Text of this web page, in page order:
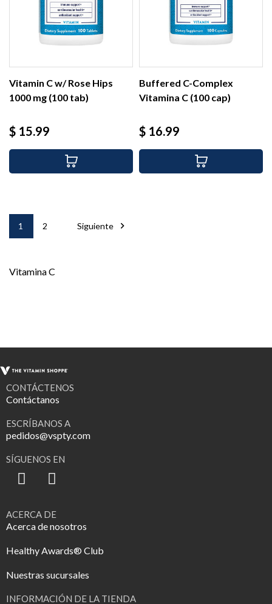
Vitamin C w/ Rose Hips
1000 mg (100 tab)
Precio
$ 15.99
Buffered C-Complex
Vitamina C (100 cap)
Precio
$ 16.99
1 2 Siguiente 
Vitamina C
CONTÁCTENOS
Contáctanos
ESCRÍBANOS A
pedidos@vspty.com
SÍGUENOS EN
ACERCA DE
Acerca de nosotros
Healthy Awards® Club
Nuestras sucursales
INFORMACIÓN DE LA TIENDA